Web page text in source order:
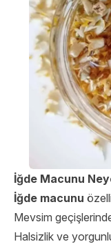
İğde Macunu
İğde macunu
Mevsim
Halsizlik ve